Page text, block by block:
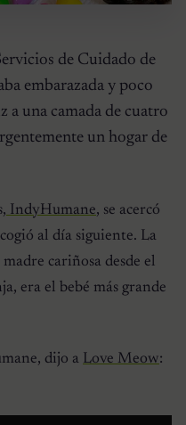
de Cuidado de
embarazada y poco
a una camada de cuatro
un hogar de
IndyHumane, se acercó
al día siguiente. La
cariñosa desde el
era el bebé más grande
dijo a Love Meow: